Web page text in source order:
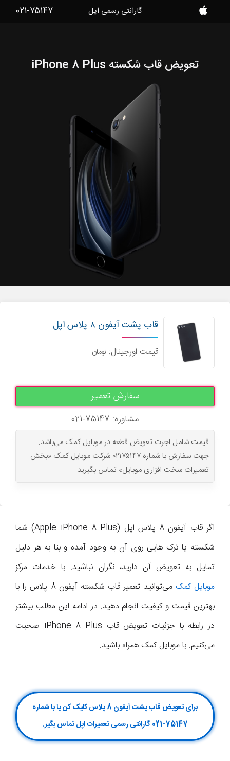
موبایل
گارانتی رسمی اپل 021-75147
تعویض قاب شکسته iPhone 8 Plus
قاب پشت آیفون ۸ پلاس اپل
قیمت اورجینال: تومان
سفارش تعمیر
مشاوره: 75147-021
قیمت شامل اجرت تعویض قطعه در موبایل کمک می‌باشد.
جهت سفارش با شماره ۰۲۱۷۵۱۴۷ شرکت موبایل کمک «بخش
تعمیرات سخت افزاری موبایل» تماس بگیرید.
اگر قاب آیفون 8 پلاس اپل (Apple iPhone 8 Plus) شما
شکسته یا ترک هایی روی آن به وجود آمده و بنا به هر دلیل
تمایل به تعویض آن دارید، نگران نباشید. با خدمات مرکز
موبایل کمک
می‌توانید تعمیر قاب شکسته آیفون 8 پلاس را با
بهترین قیمت و کیفیت انجام دهید. در ادامه این مطلب بیشتر
در رابطه با جزئیات تعویض قاب iPhone 8 Plus صحبت
می‌کنیم. با موبایل کمک همراه باشید.
برای تعویض قاب پشت آیفون 8 پلاس کلیک کن یا با شماره
75147-021 گارانتی رسمی تعمیرات اپل تماس بگیر.